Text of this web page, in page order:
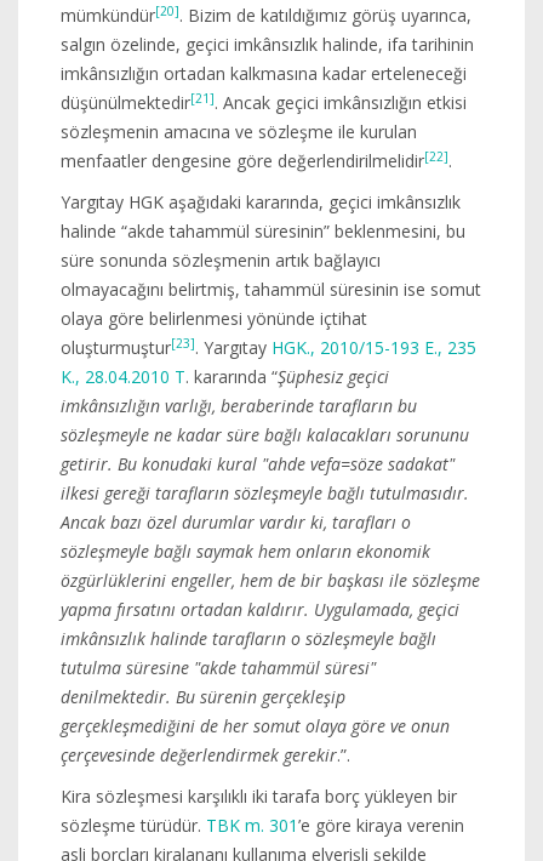
mümkündür[20]. Bizim de katıldığımız görüş uyarınca,
salgın özelinde, geçici imkânsızlık halinde, ifa tarihinin
imkânsızlığın ortadan kalkmasına kadar erteleneceği
düşünülmektedir[21]. Ancak geçici imkânsızlığın etkisi
sözleşmenin amacına ve sözleşme ile kurulan
menfaatler dengesine göre değerlendirilmelidir[22].
Yargıtay HGK aşağıdaki kararında, geçici imkânsızlık
halinde “akde tahammül süresinin” beklenmesini, bu
süre sonunda sözleşmenin artık bağlayıcı
olmayacağını belirtmiş, tahammül süresinin ise somut
olaya göre belirlenmesi yönünde içtihat
oluşturmuştur[23]. Yargıtay HGK., 2010/15-193 E., 235
K., 28.04.2010 T. kararında “Şüphesiz geçici
imkânsızlığın varlığı, beraberinde tarafların bu
sözleşmeyle ne kadar süre bağlı kalacakları sorununu
getirir. Bu konudaki kural "ahde vefa=söze sadakat"
ilkesi gereği tarafların sözleşmeyle bağlı tutulmasıdır.
Ancak bazı özel durumlar vardır ki, tarafları o
sözleşmeyle bağlı saymak hem onların ekonomik
özgürlüklerini engeller, hem de bir başkası ile sözleşme
yapma fırsatını ortadan kaldırır. Uygulamada, geçici
imkânsızlık halinde tarafların o sözleşmeyle bağlı
tutulma süresine "akde tahammül süresi"
denilmektedir. Bu sürenin gerçekleşip
gerçekleşmediğini de her somut olaya göre ve onun
çerçevesinde değerlendirmek gerekir.”.
Kira sözleşmesi karşılıklı iki tarafa borç yükleyen bir
sözleşme türüdür. TBK m. 301’e göre kiraya verenin
asli borçları kiralananı kullanıma elverişli şekilde